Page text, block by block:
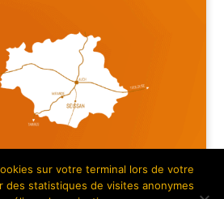
| Crédits |Plan du site
sur votre terminal lors de votre
des statistiques de visites anonymes